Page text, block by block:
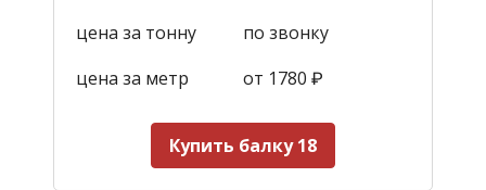
цена за тонну
по звонку
цена за метр
от 1780 ₽
Купить балку 18